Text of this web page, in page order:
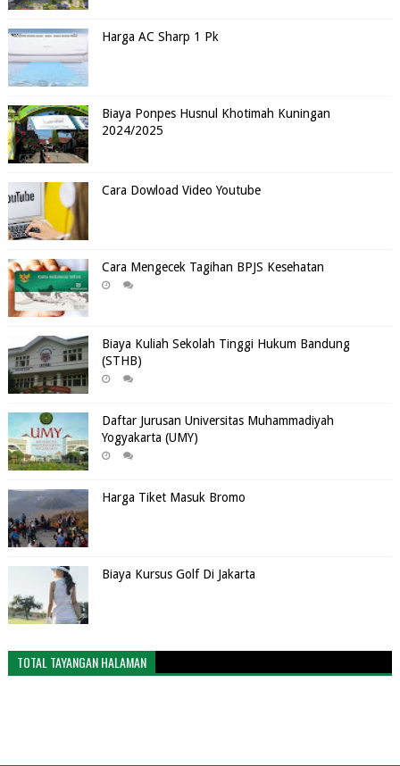
Harga AC Sharp 1 Pk
Biaya Ponpes Husnul Khotimah Kuningan
2024/2025
Cara Dowload Video Youtube
Cara Mengecek Tagihan BPJS Kesehatan
Biaya Kuliah Sekolah Tinggi Hukum Bandung
(STHB)
Daftar Jurusan Universitas Muhammadiyah
Yogyakarta (UMY)
Harga Tiket Masuk Bromo
Biaya Kursus Golf Di Jakarta
TOTAL TAYANGAN HALAMAN